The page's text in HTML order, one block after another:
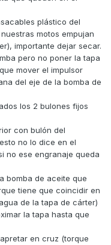
plástico del
motos empujan
importante dejar secar.
pero no poner la tapa
mover el impulsor
del eje de la bomba de
los 2 bulones fijos
con bulón del
no lo dice en el
no ese engranaje queda
bomba de aceite que
tiene que coincidir en
de la tapa de cárter)
la tapa hasta que
en cruz (torque